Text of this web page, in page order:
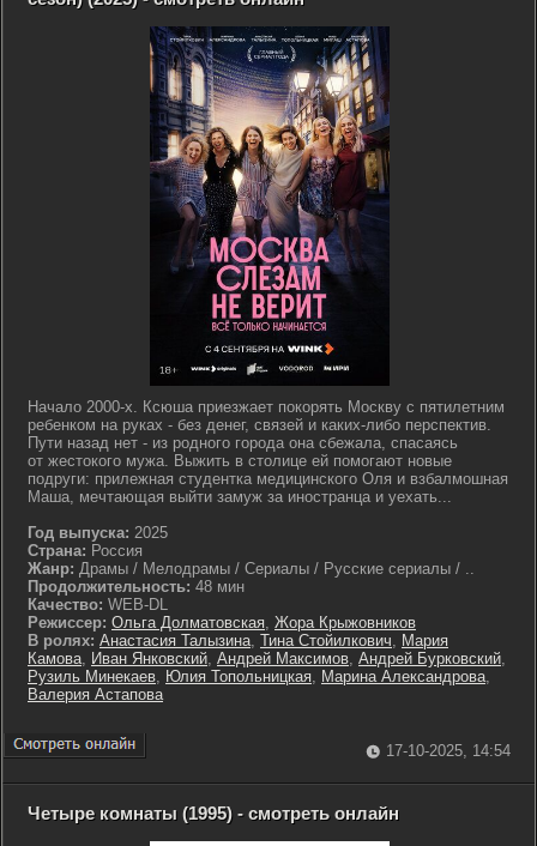
Начало 2000-х. Ксюша приезжает покорять Москву с пятилетним
ребенком на руках - без денег, связей и каких-либо перспектив.
Пути назад нет - из родного города она сбежала, спасаясь
от жестокого мужа. Выжить в столице ей помогают новые
подруги: прилежная студентка медицинского Оля и взбалмошная
Маша, мечтающая выйти замуж за иностранца и уехать...
Год выпуска: 2025
Страна: Россия
Жанр: Драмы / Мелодрамы / Сериалы / Русские сериалы / ..
Продолжительность: 48 мин
Качество: WEB-DL
Режиссер: Ольга Долматовская, Жора Крыжовников
В ролях: Анастасия Талызина, Тина Стойилкович, Мария
Камова, Иван Янковский, Андрей Максимов, Андрей Бурковский,
Рузиль Минекаев, Юлия Топольницкая, Марина Александрова,
Валерия Астапова
17-10-2025, 14:54
Четыре комнаты (1995) - смотреть онлайн